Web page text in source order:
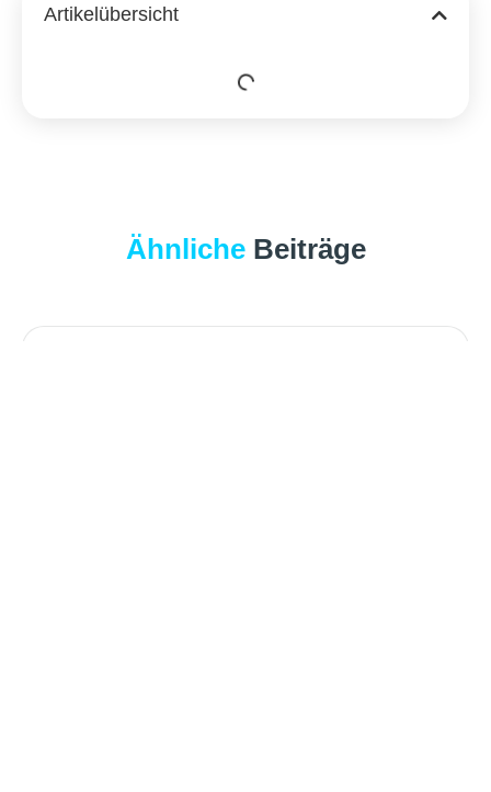
Artikelübersicht
ÄhnlicheBeiträge